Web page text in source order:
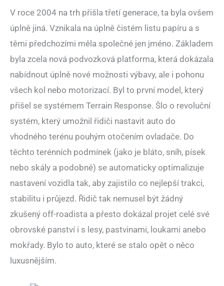
V roce 2004 na trh přišla třetí generace, ta byla ovšem
úplně jiná. Vznikala na úplně čistém listu papíru a s
těmi předchozími měla společné jen jméno. Základem
byla zcela nová podvozková platforma, která dokázala
nabídnout úplně nové možnosti výbavy, ale i pohonu
všech kol nebo motorizací. Byl to první model, který
přišel se systémem Terrain Response. Šlo o revoluční
systém, který umožnil řidiči nastavit auto do
vhodného terénu pouhým otočením ovladače. Do
těchto terénních podmínek (jako je bláto, sníh, písek
nebo skály a podobně) se automaticky optimalizuje
nastavení vozidla tak, aby zajistilo co nejlepší trakci,
stabilitu i průjezd. Řidič tak nemusel být žádný
zkušený off-roadista a přesto dokázal projet celé své
obrovské panství i s lesy, pastvinami, loukami anebo
mokřady. Bylo to auto, které se stalo opět o něco
luxusnějším.